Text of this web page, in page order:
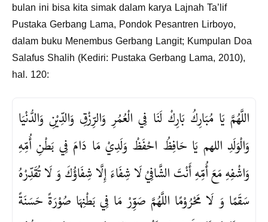
bulan ini bisa kita simak dalam karya Lajnah Ta’lif
Pustaka Gerbang Lama, Pondok Pesantren Lirboyo,
dalam buku Menembus Gerbang Langit; Kumpulan Doa
Salafus Shalih (Kediri: Pustaka Gerbang Lama, 2010),
hal. 120:
اللَّهُمَّ يَا مُبَارِكُ بَارِكْ لَنَا فِي الْعُمُرِ وَالرِّزْقِ وَالدِّيْنِ وَالدُّنْيَا
وَالْوَلَدِ اللهم يَا حَافِظُ احْفَظْ وَلَدِيْ مَا دَامَ فِي بَطْنِ أُمِّهِ
وَاشْفِهِ مَعَ أُمِّهِ أَنْتَ الشَّافِيْ لَا شِفَاءَ إِلَّا شِفَاؤُكَ وَ لَا تُقَدِّرْهُ
سَقَمًا وَ لَا مَحْرُوْمًا اللَّهُمَّ صَوِّرْ مَا فِي بَطْنِهَا صُوْرَةً حَسَنَةً